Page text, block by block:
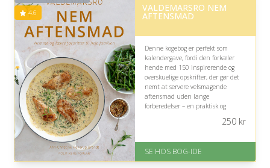
4.6 VALDEMARSRO NEM
AFTENSMAD
Denne kogebog er perfekt som
kalendergave, fordi den forkæler
hende med 150 inspirerende og
overskuelige opskrifter, der gør det
nemt at servere velsmagende
aftensmad uden lange
forberedelser – en praktisk og
På lager
Levering: 1-3 hverdage -
250kr
SE HOS BOG-IDE